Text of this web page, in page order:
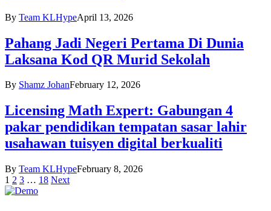
By Team KLHypeApril 13, 2026
Pahang Jadi Negeri Pertama Di Dunia
Laksana Kod QR Murid Sekolah
By Shamz JohanFebruary 12, 2026
Licensing Math Expert: Gabungan 4
pakar pendidikan tempatan sasar lahir
usahawan tuisyen digital berkualiti
By Team KLHypeFebruary 8, 2026
1 2 3 … 18 Next